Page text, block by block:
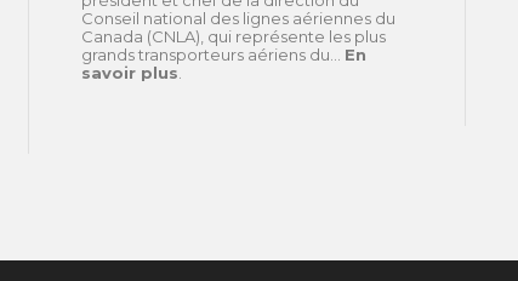
Conseil national des lignes aériennes du
Canada (CNLA), qui représente les plus
grands transporteurs aériens du... En
savoir plus